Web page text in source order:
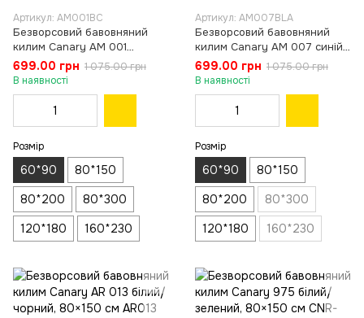
Артикул: AM001BC
Безворсовий бавовняний
килим Canary AM 001
бежевий/коричневий, 60×90
см
699.00 грн 1 075.00 грн
В наявності
Розмір
60*90
80*150
80*200
80*300
120*180
160*230
Артикул: AM007BLA
Безворсовий бавовняний
килим Canary AM 007 синій/
блакитний, 60×90 см
699.00 грн 1 075.00 грн
В наявності
Розмір
60*90
80*150
80*200
80*300
120*180
160*230